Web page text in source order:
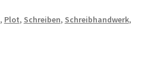
, Plot, Schreiben, Schreibhandwerk,